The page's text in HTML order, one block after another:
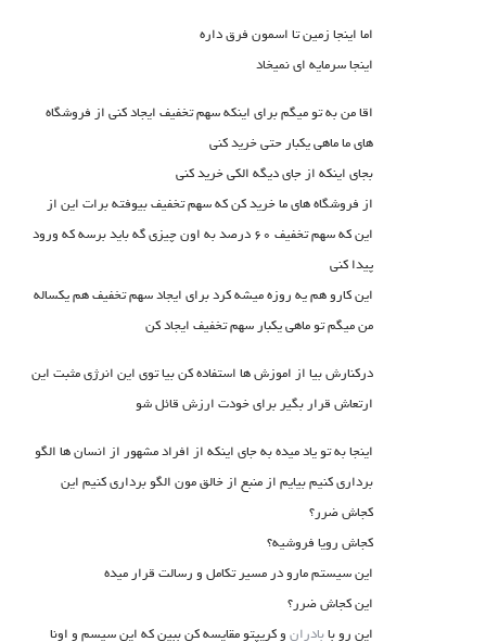
اما اینجا زمین تا اسمون فرق داره
اینجا سرمایه ای نمیخاد
اقا من به تو میگم برای اینکه سهم تخفیف ایجاد کنی از فروشگاه
های ما ماهی یکبار حتی خرید کنی
بجای اینکه از جای دیگه الکی خرید کنی
از فروشگاه های ما خرید کن که سهم تخفیف بیوفته برات این از
این که سهم تخفیف ۶۰ درصد به اون چیزی گه باید برسه که ورود
پیدا کنی
این کارو هم یه روزه میشه کرد برای ایجاد سهم تخفیف هم یکساله
من میگم تو ماهی یکبار سهم تخفیف ایجاد کن
درکنارش بیا از اموزش ها استفاده کن بیا توی این انرژی مثبت این
ارتعاش قرار بگیر برای خودت ارزش قائل شو
اینجا به تو یاد میده به جای اینکه از افراد مشهور از انسان ها الگو
برداری کنیم بیایم از منبع از خالق مون الگو برداری کنیم این
کجاش ضرر؟
کجاش رویا فروشیه؟
این سیستم مارو در مسیر تکامل و رسالت قرار میده
این کجاش ضرر؟
این رو بابادران و کریپتو مقایسه کن ببین که این سیسم و اونا